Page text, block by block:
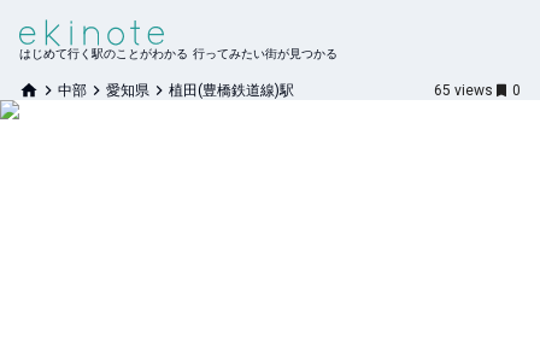
はじめて行く駅のことがわかる 行ってみたい街が見つかる
中部 愛知県 植田(豊橋鉄道線)駅 65 views 0